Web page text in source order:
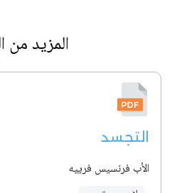
المزيد من
التجسد
الأب فرنسيس فرييه